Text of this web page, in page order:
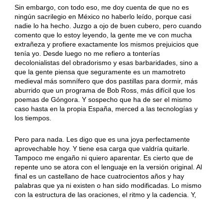
Sin embargo, con todo eso, me doy cuenta de que no es
ningún sacrilegio en México no haberlo leído, porque casi
nadie lo ha hecho. Juzgo a ojo de buen cubero, pero cuando
comento que lo estoy leyendo, la gente me ve con mucha
extrañeza y profiere exactamente los mismos prejuicios que
tenía yo. Desde luego no me refiero a tonterías
decolonialistas del obradorismo y esas barbaridades, sino a
que la gente piensa que seguramente es un mamotreto
medieval más somnífero que dos pastillas para dormir, más
aburrido que un programa de Bob Ross, más difícil que los
poemas de Góngora. Y sospecho que ha de ser el mismo
caso hasta en la propia España, merced a las tecnologías y
los tiempos.
Pero para nada. Les digo que es una joya perfectamente
aprovechable hoy. Y tiene esa carga que valdría quitarle.
Tampoco me engaño ni quiero aparentar. Es cierto que de
repente uno se atora con el lenguaje en la versión original. Al
final es un castellano de hace cuatrocientos años y hay
palabras que ya ni existen o han sido modificadas. Lo mismo
con la estructura de las oraciones, el ritmo y la cadencia. Y,